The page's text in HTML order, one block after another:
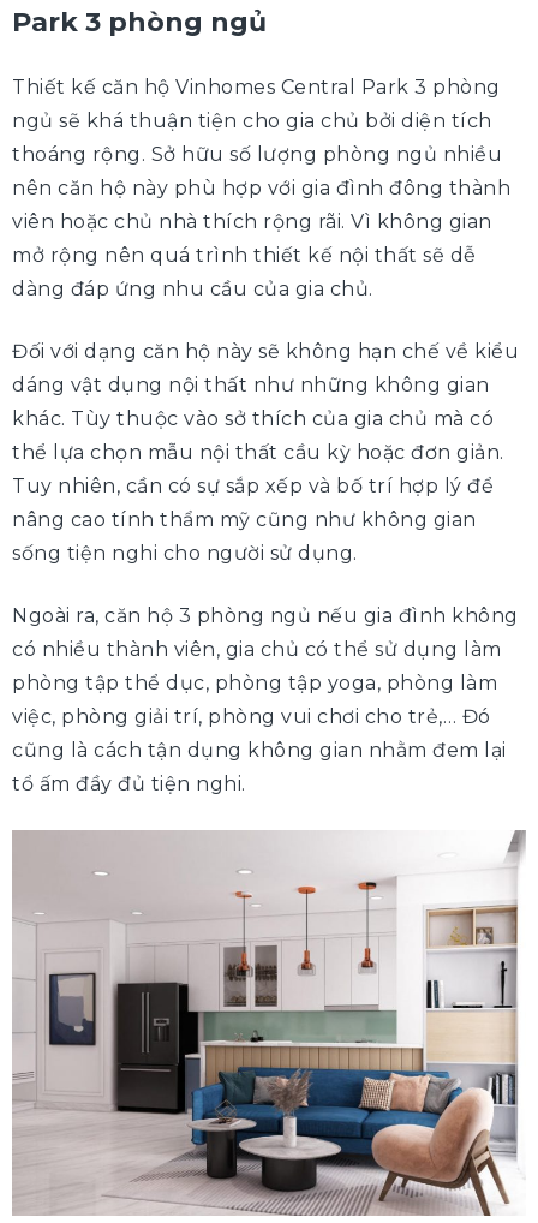
Park 3 phòng ngủ
Thiết kế căn hộ Vinhomes Central Park 3 phòng
ngủ sẽ khá thuận tiện cho gia chủ bởi diện tích
thoáng rộng. Sở hữu số lượng phòng ngủ nhiều
nên căn hộ này phù hợp với gia đình đông thành
viên hoặc chủ nhà thích rộng rãi. Vì không gian
mở rộng nên quá trình thiết kế nội thất sẽ dễ
dàng đáp ứng nhu cầu của gia chủ.
Đối với dạng căn hộ này sẽ không hạn chế về kiểu
dáng vật dụng nội thất như những không gian
khác. Tùy thuộc vào sở thích của gia chủ mà có
thể lựa chọn mẫu nội thất cầu kỳ hoặc đơn giản.
Tuy nhiên, cần có sự sắp xếp và bố trí hợp lý để
nâng cao tính thẩm mỹ cũng như không gian
sống tiện nghi cho người sử dụng.
Ngoài ra, căn hộ 3 phòng ngủ nếu gia đình không
có nhiều thành viên, gia chủ có thể sử dụng làm
phòng tập thể dục, phòng tập yoga, phòng làm
việc, phòng giải trí, phòng vui chơi cho trẻ,… Đó
cũng là cách tận dụng không gian nhằm đem lại
tổ ấm đầy đủ tiện nghi.